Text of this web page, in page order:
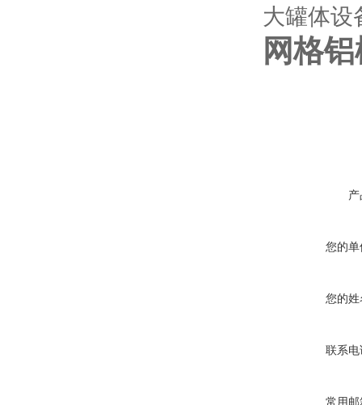
大罐体设
网格
您的单
您的姓
联系电
常用邮